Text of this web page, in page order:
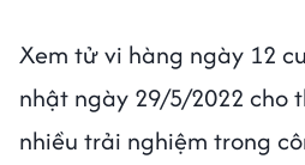
Xem tử vi hàng ngày 12
nhật ngày 29/5/2022 cho
nhiều trải nghiệm trong